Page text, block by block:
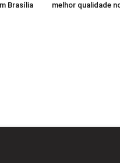
Brasília
melhor qualidade